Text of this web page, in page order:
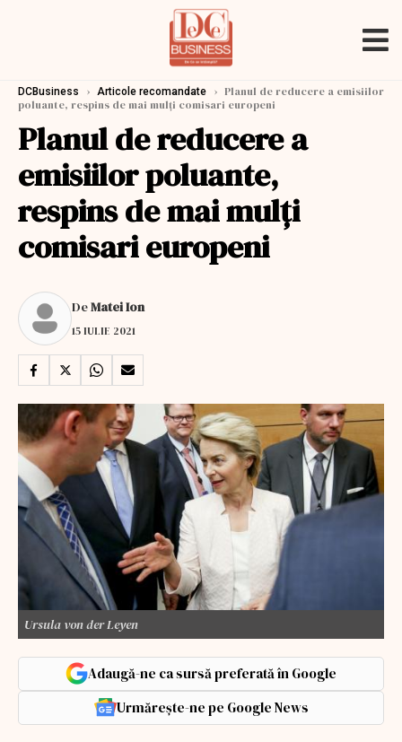
DCBusiness › Articole recomandate › Planul de reducere a emisiilor
poluante, respins de mai mulți comisari europeni
Planul de reducere a
emisiilor poluante,
respins de mai mulți
comisari europeni
DeMatei Ion
15 IULIE 2021
Ursula von der Leyen
Adaugă-ne ca sursă preferată în Google
Urmărește-ne pe Google News